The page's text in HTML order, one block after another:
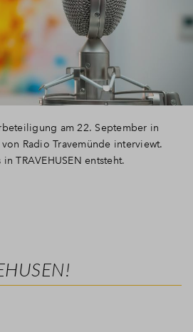
am 22. September in
Radio Travemünde interviewt.
TRAVEHUSEN entsteht.